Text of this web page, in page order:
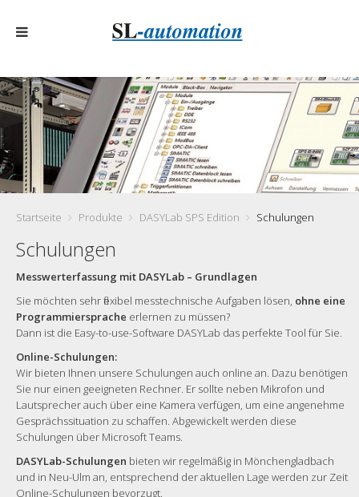
Startseite Produkte DASYLab SPS Edition Schulungen
Schulungen
Messwerterfassung mit DASYLab – Grundlagen
Sie möchten sehr flexibel messtechnische Aufgaben lösen, ohne eine
Programmiersprache erlernen zu müssen?
Dann ist die Easy-to-use-Software DASYLab das perfekte Tool für Sie.
Online-Schulungen:
Wir bieten Ihnen unsere Schulungen auch online an. Dazu benötigen
Sie nur einen geeigneten Rechner. Er sollte neben Mikrofon und
Lautsprecher auch über eine Kamera verfügen, um eine angenehme
Gesprächssituation zu schaffen. Abgewickelt werden diese
Schulungen über Microsoft Teams.
DASYLab-Schulungen bieten wir regelmäßig in Mönchengladbach
und in Neu-Ulm an, entsprechend der aktuellen Lage werden zur Zeit
Online-Schulungen bevorzugt.